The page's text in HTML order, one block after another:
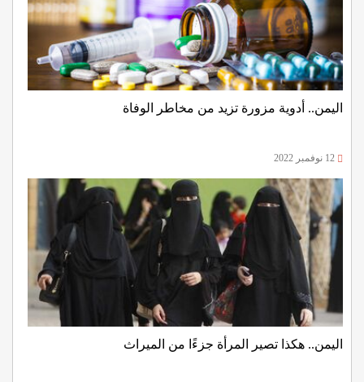
اليمن.. أدوية مزورة تزيد من مخاطر الوفاة
اليمن.. هكذا تصير المرأة جزءًا من الميراث